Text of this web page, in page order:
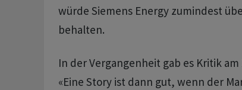
würde Siemens ​Energy zumindest
behalten.
In der Vergangenheit gab es Kritik
«Eine Story ist dann gut, wenn der